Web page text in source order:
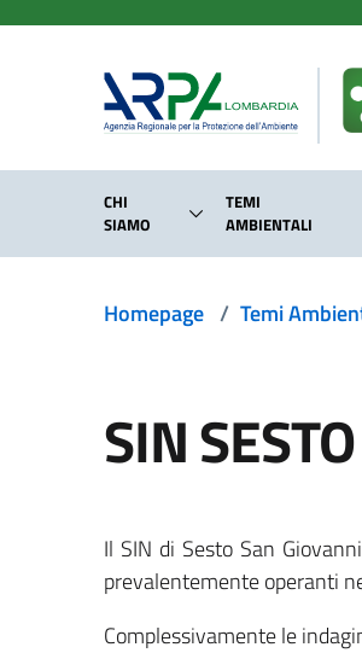
CHI
SIAMO
TEMI
AMBIENTALI
Homepage / Temi
SIN
Il SIN di Sesto San
prevalentemente operanti
Complessivamente le